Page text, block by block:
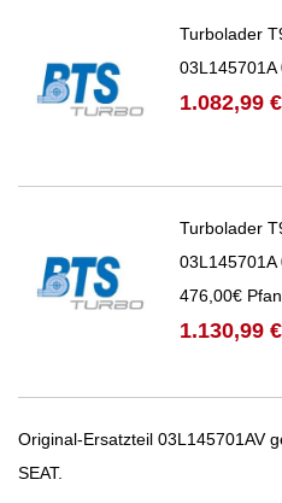
Turbolader
03L145701A
1.082,99 €
Turbolader
03L145701A
476,00€
1.130,99 €
Original-Ersatzteil 03L145701AV
SEAT.